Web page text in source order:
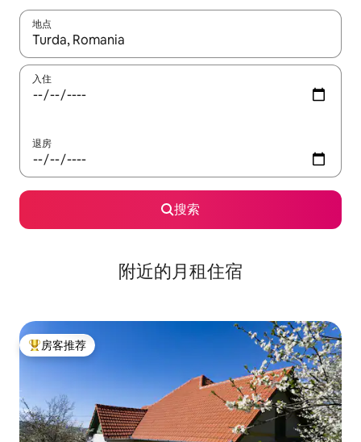
地点
如有搜索结果，请使用上下方向键查看，或通过点击或滑动手势
入住
退房
搜索
附近的月租住宿
热门「房客推荐」
房客推荐